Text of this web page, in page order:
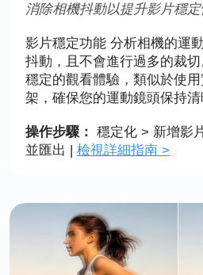
消除相機抖動以提升影片穩
影片穩定功能 分析相機的運
抖動，且不會進行過多的裁
穩定的觀看體驗，類似於使
架，確保您的運動鏡頭保持清
操作步驟： 穩定化 > 新增影
並匯出 | 檢視詳細指南 >